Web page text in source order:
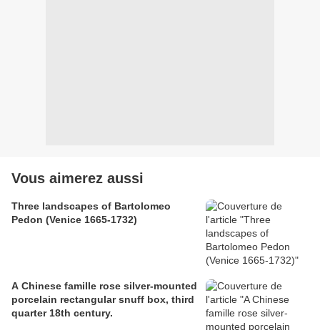
Vous aimerez aussi
Three landscapes of Bartolomeo
Pedon (Venice 1665-1732)
A Chinese famille rose silver-mounted
porcelain rectangular snuff box, third
quarter 18th century.